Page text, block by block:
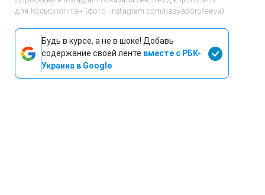
для Космополітан (фото: instagram.com/nadyadorofeeva)
Будь в курсе, а не в шоке! Добавь
содержание своей ленте вместе с РБК-
Украина в Google